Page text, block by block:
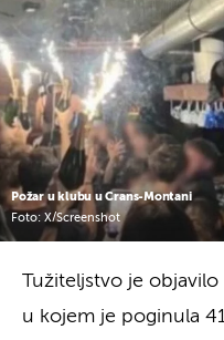
Požar u klubu u Crans-Montani
Foto: X/Screenshot
Tužiteljstvo je
u kojem je poginula